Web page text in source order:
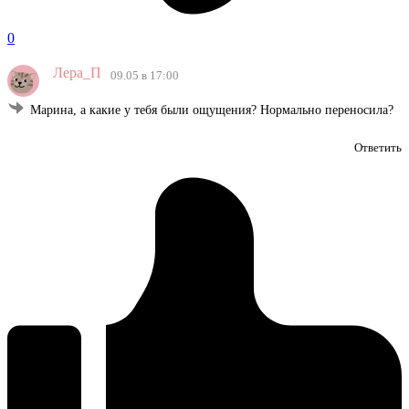
0
Лера_П 09.05 в 17:00
Марина, а какие у тебя были ощущения? Нормально переносила?
Ответить